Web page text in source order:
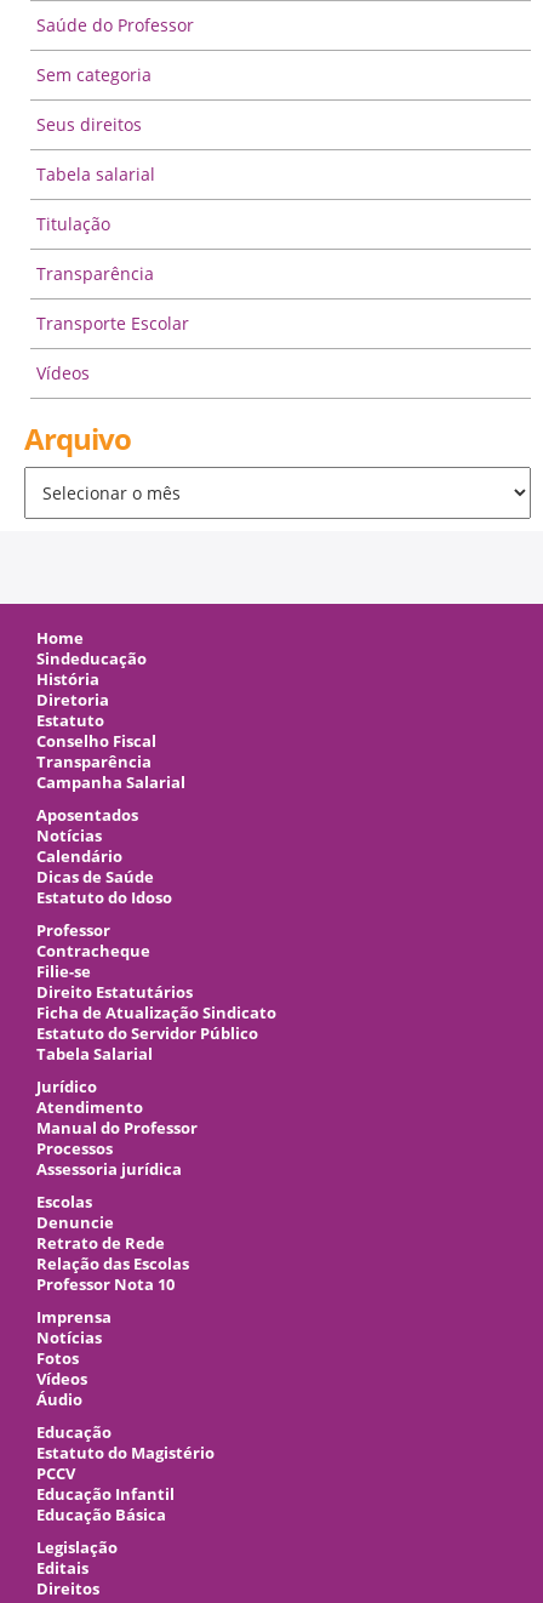
Saúde do Professor
Sem categoria
Seus direitos
Tabela salarial
Titulação
Transparência
Transporte Escolar
Vídeos
Arquivo
Home
Sindeducação
História
Diretoria
Estatuto
Conselho Fiscal
Transparência
Campanha Salarial
Aposentados
Notícias
Calendário
Dicas de Saúde
Estatuto do Idoso
Professor
Contracheque
Filie-se
Direito Estatutários
Ficha de Atualização Sindicato
Estatuto do Servidor Público
Tabela Salarial
Jurídico
Atendimento
Manual do Professor
Processos
Assessoria jurídica
Escolas
Denuncie
Retrato de Rede
Relação das Escolas
Professor Nota 10
Imprensa
Notícias
Fotos
Vídeos
Áudio
Educação
Estatuto do Magistério
PCCV
Educação Infantil
Educação Básica
Legislação
Editais
Direitos